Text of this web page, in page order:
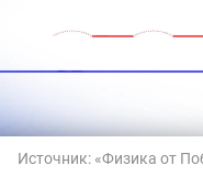
Источник: «Физика от